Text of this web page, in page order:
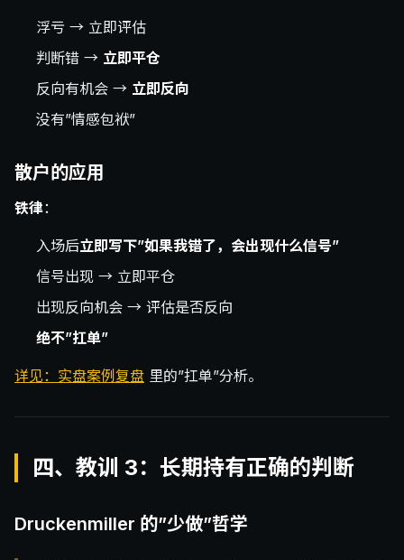
浮亏 → 立即评估
判断错 → 立即平仓
反向有机会 → 立即反向
没有”情感包袱”
散户的应用
铁律：
入场后立即写下”如果我错了，会出现什么信号”
信号出现 → 立即平仓
出现反向机会 → 评估是否反向
绝不”扛单”
详见：实盘案例复盘 里的”扛单”分析。
四、教训 3：长期持有正确的判断
Druckenmiller 的”少做”哲学